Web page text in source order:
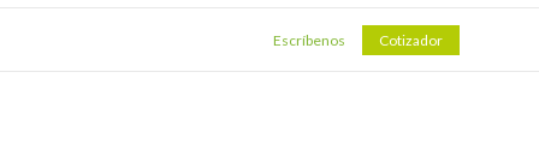
Escríbenos Cotizador